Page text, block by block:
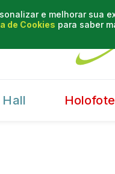
e melhorar sua
de Cookies para saber
Hall Holofote